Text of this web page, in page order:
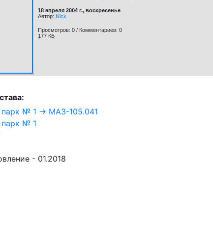
18 апреля 2004 г., воскресенье
Автор: Nick
Просмотров: 0 / Комментариев: 0
177 КБ
№ 1 → МАЗ-105.041
№ 1
- 01.2018